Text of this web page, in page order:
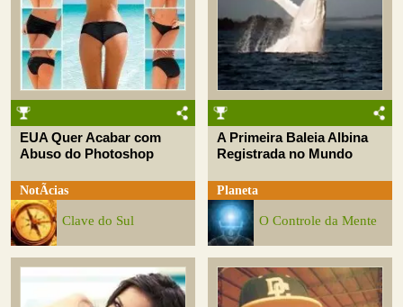
EUA Quer Acabar com
Abuso do Photoshop
NotÃ­cias
Clave do Sul
A Primeira Baleia Albina
Registrada no Mundo
Planeta
O Controle da Mente